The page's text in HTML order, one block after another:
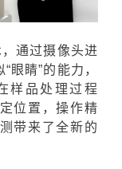
，通过摄像头进
眼睛”的能力，
样品处理过程
位置，操作精
带来了全新的